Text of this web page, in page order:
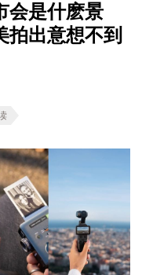
会是什麽景
拍出意想不到